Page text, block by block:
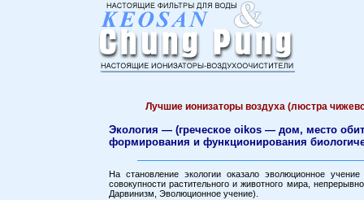
Лучшие ионизаторы воздуха (люстра
Экология — (греческое oikos — дом, место
формирования и функционирования
На становление экологии оказало эволюционное
совокупности растительного и животного мира,
Дарвинизм, Эволюционное учение).